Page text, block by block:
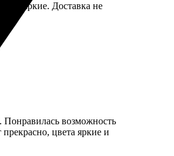
яркие. Доставка не
Понравилась возможность
цвета яркие и